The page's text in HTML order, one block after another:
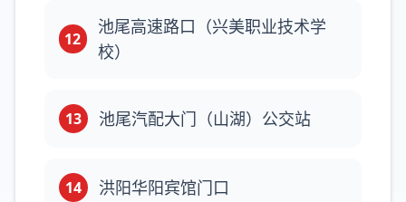
12
池尾高速路口（兴美职业技术学
校）
13 池尾汽配大门（山湖）公交站
14 洪阳华阳宾馆门口